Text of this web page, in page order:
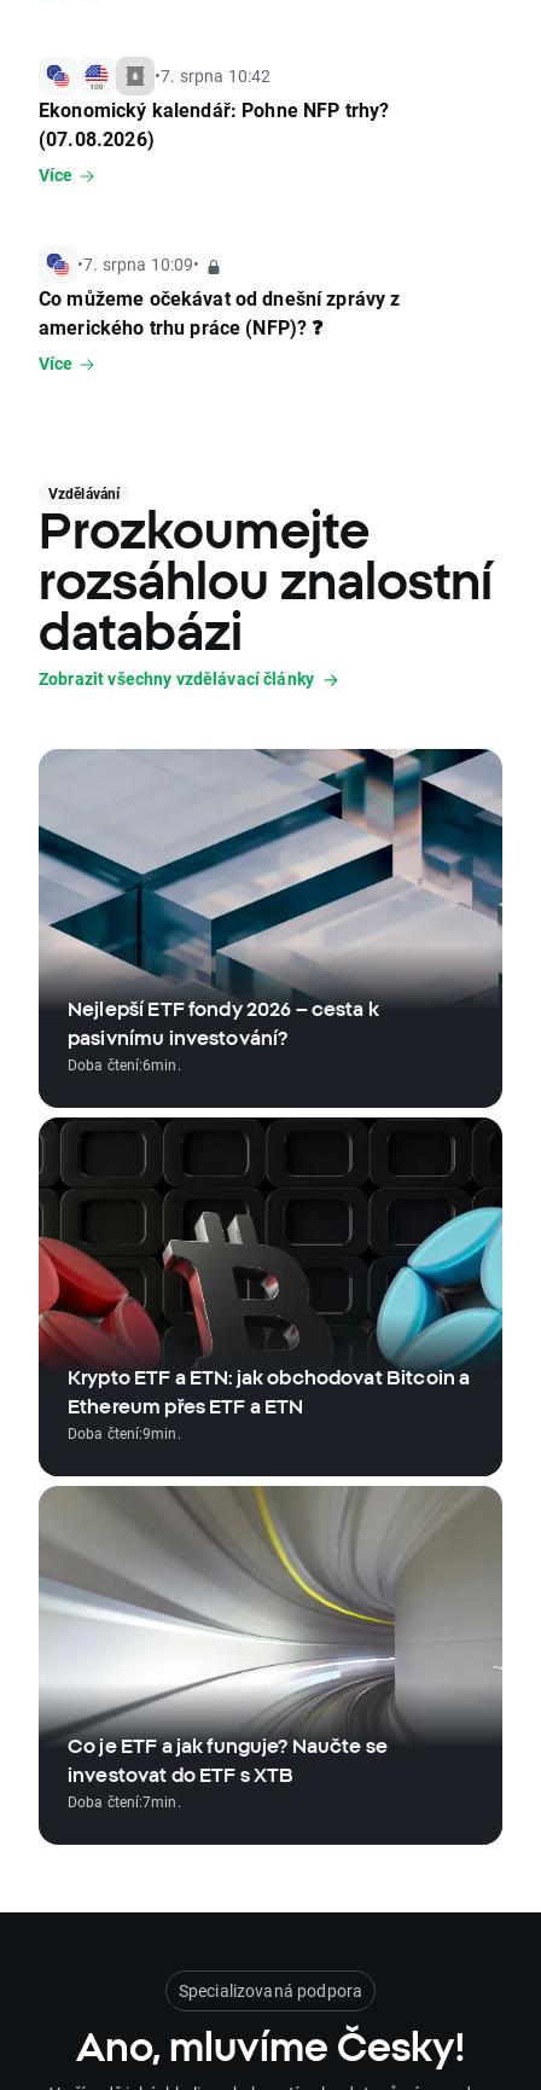
•7. srpna 10:42
Ekonomický kalendář: Pohne NFP trhy?
(07.08.2026)
Více
•7. srpna 10:09•
Co můžeme očekávat od dnešní zprávy z
amerického trhu práce (NFP)? ❓
Více
Vzdělávání
Prozkoumejte
rozsáhlou znalostní
databázi
Zobrazit všechny vzdělávací články
Nejlepší ETF fondy 2026 – cesta k
pasivnímu investování?
Doba čtení:6min.
Krypto ETF a ETN: jak obchodovat Bitcoin a
Ethereum přes ETF a ETN
Doba čtení:9min.
Co je ETF a jak funguje? Naučte se
investovat do ETF s XTB
Doba čtení:7min.
Specializovaná podpora
Ano, mluvíme Česky!